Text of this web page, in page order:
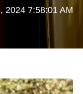
2024 7:58:01 AM